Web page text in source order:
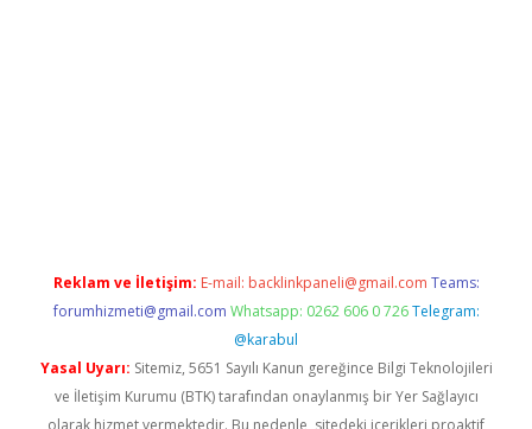
Reklam ve İletişim: E-mail: backlinkpaneli@gmail.com Teams:
forumhizmeti@gmail.com Whatsapp: 0262 606 0 726 Telegram:
@karabul
Yasal Uyarı: Sitemiz, 5651 Sayılı Kanun gereğince Bilgi Teknolojileri
ve İletişim Kurumu (BTK) tarafından onaylanmış bir Yer Sağlayıcı
olarak hizmet vermektedir. Bu nedenle, sitedeki içerikleri proaktif